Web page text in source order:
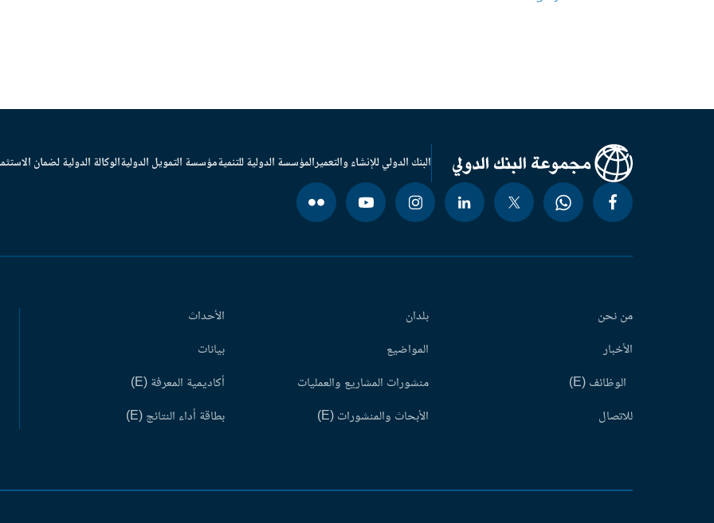
البنك الدولي للإنشاء والتعميرالمؤسسة الدولية للتنميةمؤسسة التمويل الدوليةالوكالة الدولية لضمان
من نحن
الأخبار
الوظائف (E)
للاتصال
بلدان
المواضيع
منشورات المشاريع والعمليات
الأبحاث والمنشورات (E)
الأحداث
بيانات
أكاديمية المعرفة (E)
بطاقة أداء النتائج (E)